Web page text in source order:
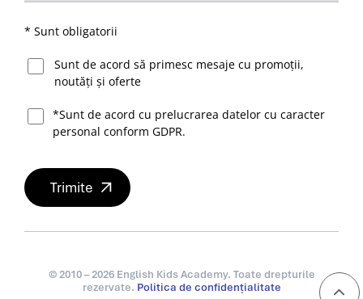
* Sunt obligatorii
Sunt de acord să primesc mesaje cu promoții,
noutăți și oferte
*Sunt de acord cu prelucrarea datelor cu caracter
personal conform GDPR.
© 2010 – 2026 English Kids Academy. Toate drepturile
rezervate. Politica de confidențialitate